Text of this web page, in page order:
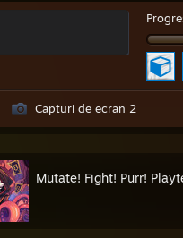
Capturi de ecran 2
Mutate! Fight! Purr!